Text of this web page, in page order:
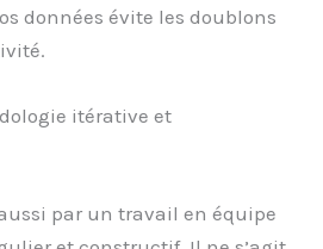
données évite les doublons
itérative et
par un travail en équipe